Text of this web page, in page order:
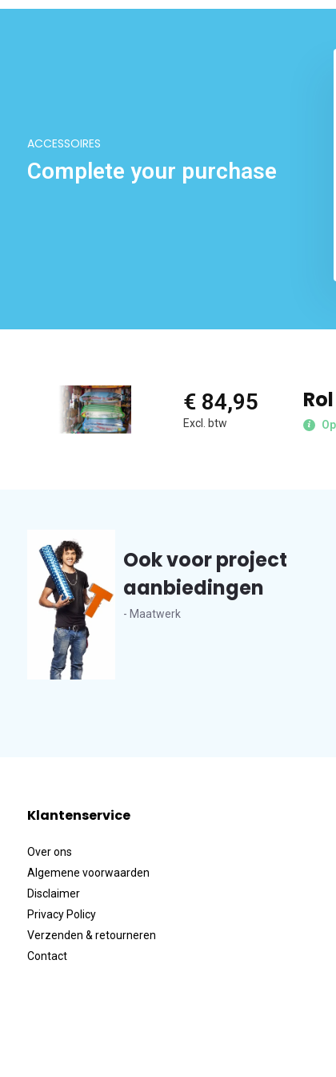
ACCESSOIRES
Complete your purchase
€ 84,95
Excl. btw
Ook voor project
aanbiedingen
- Maatwerk
Klantenservice
Over ons
Algemene voorwaarden
Disclaimer
Privacy Policy
Verzenden & retourneren
Contact